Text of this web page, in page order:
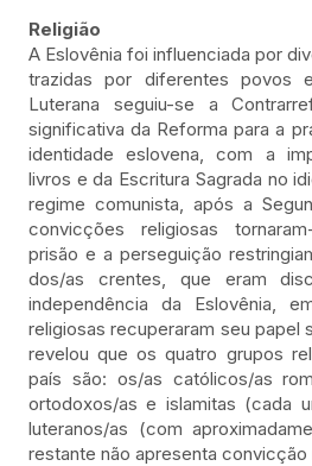
Religião
A Eslovênia foi influenciada por
trazidas por diferentes povos
Luterana seguiu-se a
significativa da Reforma para a
identidade eslovena, com a
livros e da Escritura Sagrada no
regime comunista, após a
convicções religiosas
prisão e a perseguição
dos/as crentes, que eram
independência da Eslovênia,
religiosas recuperaram seu papel
revelou que os quatro grupos
país são: os/as católicos/as
ortodoxos/as e islamitas (cada
luteranos/as (com
restante não apresenta convicção